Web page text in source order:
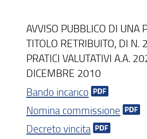
AVVISO PUBBLICO DI UNA
TITOLO RETRIBUITO, DI N.
PRATICI VALUTATIVI A.A.
DICEMBRE 2010
Bando incarico
Nomina commissione
Decreto vincita